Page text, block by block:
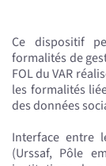
Ce dispositif
formalités de
FOL du VAR
les formalités
des données
Interface entre
(Urssaf, Pôle